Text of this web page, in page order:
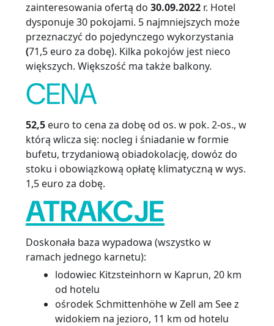
zainteresowania ofertą do 30.09.2022 r. Hotel
dysponuje 30 pokojami. 5 najmniejszych może
przeznaczyć do pojedynczego wykorzystania
(71,5 euro za dobę). Kilka pokojów jest nieco
większych. Większość ma także balkony.
CENA
52,5 euro to cena za dobę od os. w pok. 2-os., w
którą wlicza się: nocleg i śniadanie w formie
bufetu, trzydaniową obiadokolację, dowóz do
stoku i obowiązkową opłatę klimatyczną w wys.
1,5 euro za dobę.
ATRAKCJE
Doskonała baza wypadowa (wszystko w
ramach jednego karnetu):
lodowiec Kitzsteinhorn w Kaprun, 20 km
od hotelu
ośrodek Schmittenhöhe w Zell am See z
widokiem na jezioro, 11 km od hotelu